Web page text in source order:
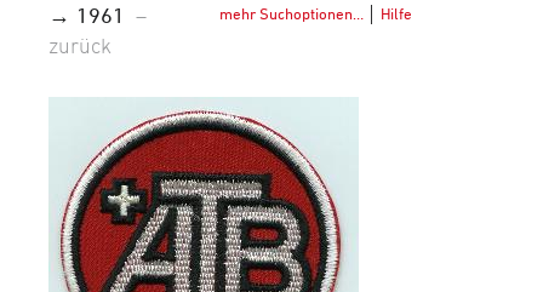
mehr Suchoptionen… Hilfe
→ 1961
–
zurück